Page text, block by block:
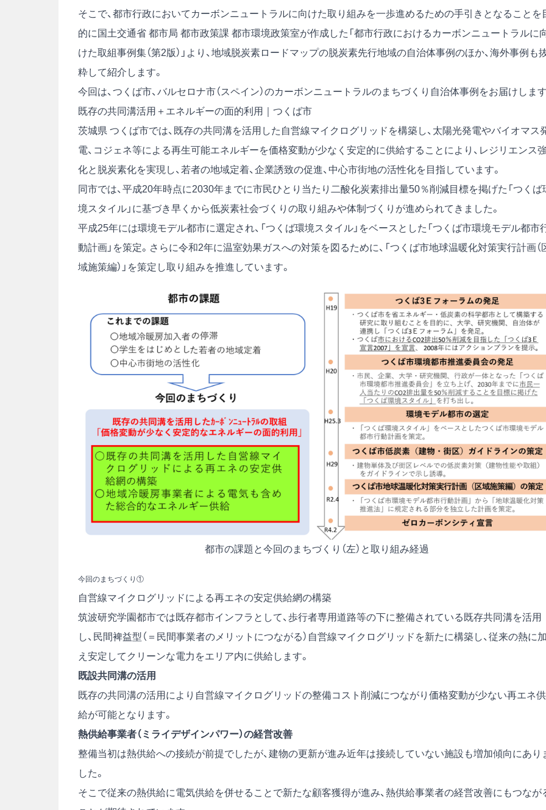
そこで、都市行政においてカーボンニュートラルに向けた取り組みを一歩進めるための手引きとなることを
的に国土交通省 都市局 都市政策課 都市環境政策室が作成した「都市行政におけるカーボンニュートラルに
けた取組事例集（第2版）」より、地域脱炭素ロードマップの脱炭素先行地域の自治体事例のほか、海外事例も
粋して紹介します。
今回は、つくば市、バルセロナ市（スペイン）のカーボンニュートラルのまちづくり自治体事例をお届けしま
既存の共同溝活用＋エネルギーの面的利用｜つくば市
茨城県 つくば市では、既存の共同溝を活用した自営線マイクログリッドを構築し、太陽光発電やバイオマス
電、コジェネ等による再生可能エネルギーを価格変動が少なく安定的に供給することにより、レジリエンス
化と脱炭素化を実現し、若者の地域定着、企業誘致の促進、中心市街地の活性化を目指しています。
同市では、平成20年時点に2030年までに市民ひとり当たり二酸化炭素排出量50％削減目標を掲げた「つくば
境スタイル」に基づき早くから低炭素社会づくりの取り組みや体制づくりが進められてきました。
平成25年には環境モデル都市に選定され、「つくば環境スタイル」をベースとした「つくば市環境モデル都市
動計画」を策定。さらに令和2年に温室効果ガスへの対策を図るために、「つくば市地球温暖化対策実行計画（
域施策編）」を策定し取り組みを推進しています。
都市の課題と今回のまちづくり（左）と取り組み経過
今回のまちづくり①
自営線マイクログリッドによる再エネの安定供給網の構築
筑波研究学園都市では既存都市インフラとして、歩行者専用道路等の下に整備されている既存共同溝を活用
し、民間裨益型（＝民間事業者のメリットにつながる）自営線マイクログリッドを新たに構築し、従来の熱に
え安定してクリーンな電力をエリア内に供給します。
既設共同溝の活用
既存の共同溝の活用により自営線マイクログリッドの整備コスト削減につながり価格変動が少ない再エネ供
給が可能となります。
熱供給事業者（ミライデザインパワー）の経営改善
整備当初は熱供給への接続が前提でしたが、建物の更新が進み近年は接続していない施設も増加傾向にあり
した。
そこで従来の熱供給に電気供給を併せることで新たな顧客獲得が進み、熱供給事業者の経営改善にもつなが